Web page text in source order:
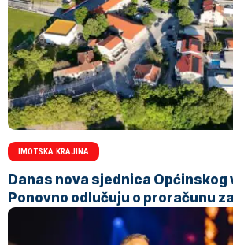
IMOTSKA KRAJINA
Danas nova sjednica Općinskog
Ponovno odlučuju o proračunu